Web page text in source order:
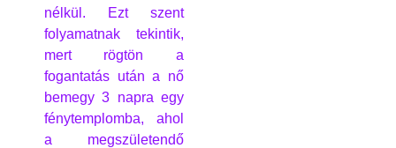
nélkül. Ezt szent
folyamatnak tekintik,
mert rögtön a
fogantatás után a nő
bemegy 3 napra egy
fénytemplomba, ahol
a megszületendő